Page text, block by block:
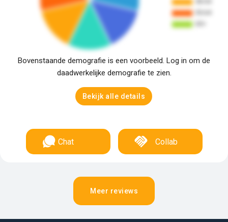
Bovenstaande demografie is een voorbeeld. Log in om de
daadwerkelijke demografie te zien.
Bekijk alle details
Chat Collab
Meer reviews